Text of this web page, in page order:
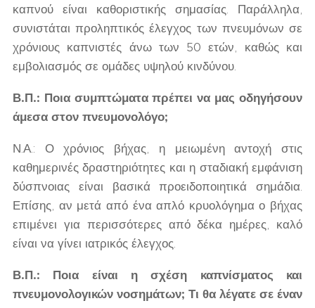
καπνού είναι καθοριστικής σημασίας. Παράλληλα,
συνιστάται προληπτικός έλεγχος των πνευμόνων σε
χρόνιους καπνιστές άνω των 50 ετών, καθώς και
εμβολιασμός σε ομάδες υψηλού κινδύνου.
Β.Π.: Ποια συμπτώματα πρέπει να μας οδηγήσουν
άμεσα στον πνευμονολόγο;
Ν.Α.: Ο χρόνιος βήχας, η μειωμένη αντοχή στις
καθημερινές δραστηριότητες και η σταδιακή εμφάνιση
δύσπνοιας είναι βασικά προειδοποιητικά σημάδια.
Επίσης, αν μετά από ένα απλό κρυολόγημα ο βήχας
επιμένει για περισσότερες από δέκα ημέρες, καλό
είναι να γίνει ιατρικός έλεγχος.
Β.Π.: Ποια είναι η σχέση καπνίσματος και
πνευμονολογικών νοσημάτων; Τι θα λέγατε σε έναν